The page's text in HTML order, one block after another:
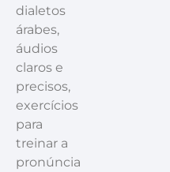
dialetos
árabes,
áudios
claros e
precisos,
exercícios
para
treinar a
pronúncia